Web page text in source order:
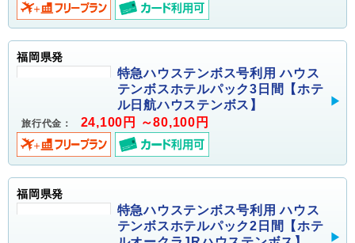
福岡県発
特急ハウステンボス号利用 ハウス
テンボスホテルパック3日間【ホテ
ル日航ハウステンボス】
旅行代金： 24,100円 ～80,100円
福岡県発
特急ハウステンボス号利用 ハウス
テンボスホテルパック2日間【ホテ